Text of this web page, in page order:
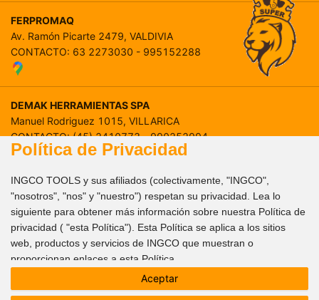
FERPROMAQ
Av. Ramón Picarte 2479, VALDIVIA
CONTACTO: 63 2273030 - 995152288
DEMAK HERRAMIENTAS SPA
Manuel Rodriguez 1015, VILLARICA
CONTACTO:(45) 2410773 - 990252994
SOCIEDAD ANDES INGENIERIA LTDA
General Cruz # 155 – local 1, TEMUCO
CONTACTO: (45) 2 213929 - 973066737
Monte cea 693 , LOS ANGELES
008618061926775
info@ingco.com
Síganos
Política de Privacidad
INGCO TOOLS y sus afiliados (colectivamente, "INGCO",
"nosotros", "nos" y "nuestro") respetan su privacidad. Lea lo
siguiente para obtener más información sobre nuestra Política de
privacidad ( "esta Política"). Esta Política se aplica a los sitios
web, productos y servicios de INGCO que muestran o
proporcionan enlaces a esta Política.
Esta Política describe cómo INGCO procesa sus datos
Aceptar